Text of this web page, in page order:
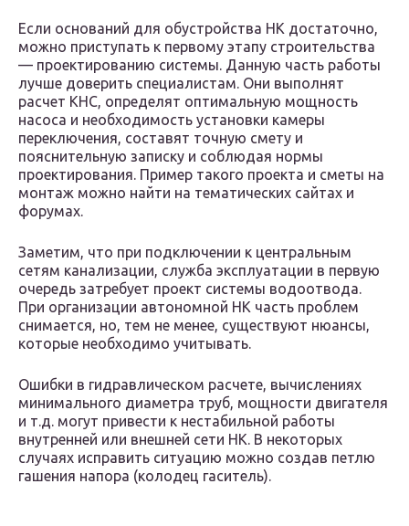
Если оснований для обустройства НК достаточно,
можно приступать к первому этапу строительства
— проектированию системы. Данную часть работы
лучше доверить специалистам. Они выполнят
расчет КНС, определят оптимальную мощность
насоса и необходимость установки камеры
переключения, составят точную смету и
пояснительную записку и соблюдая нормы
проектирования. Пример такого проекта и сметы на
монтаж можно найти на тематических сайтах и
форумах.
Заметим, что при подключении к центральным
сетям канализации, служба эксплуатации в первую
очередь затребует проект системы водоотвода.
При организации автономной НК часть проблем
снимается, но, тем не менее, существуют нюансы,
которые необходимо учитывать.
Ошибки в гидравлическом расчете, вычислениях
минимального диаметра труб, мощности двигателя
и т.д. могут привести к нестабильной работы
внутренней или внешней сети НК. В некоторых
случаях исправить ситуацию можно создав петлю
гашения напора (колодец гаситель).